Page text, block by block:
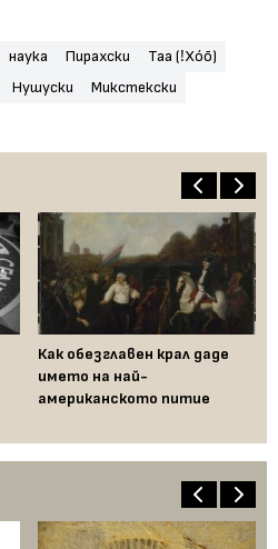
наука Пирахски
Таа (ǃXóõ)
Нушуски
Микстекски
Как обезглавен крал даде
името на най-
американското питие